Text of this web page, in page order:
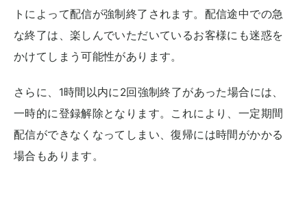
トによって配信が強制終了されます。配信途中での急
な終了は、楽しんでいただいているお客様にも迷惑を
かけてしまう可能性があります。
さらに、1時間以内に2回強制終了があった場合には、
一時的に登録解除となります。これにより、一定期間
配信ができなくなってしまい、復帰には時間がかかる
場合もあります。